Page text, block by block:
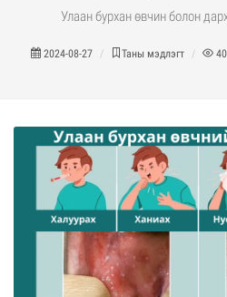
Улаан бурхан өвчин болон
2024-08-27 Таны мэдлэгт